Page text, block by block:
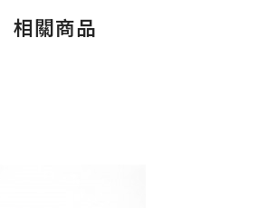
相關商品